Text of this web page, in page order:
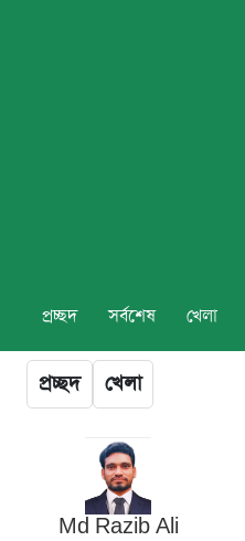
প্রচ্ছদ সর্বশেষ খেলা
প্রচ্ছদ খেলা
Md Razib Ali